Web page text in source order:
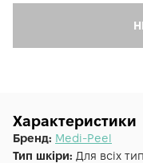
Характеристики
Бренд: Medi-Peel
Тип шкіри: Для всіх